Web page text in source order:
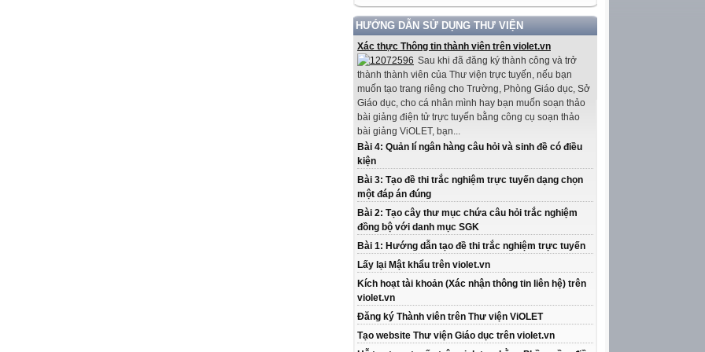
HƯỚNG DẪN SỬ DỤNG THƯ VIỆN
Xác thực Thông tin thành viên trên violet.vn
Sau khi đã đăng ký thành công và trở
thành thành viên của Thư viện trực tuyến, nếu bạn
muốn tạo trang riêng cho Trường, Phòng Giáo dục, Sở
Giáo dục, cho cá nhân mình hay bạn muốn soạn thảo
bài giảng điện tử trực tuyến bằng công cụ soạn thảo
bài giảng ViOLET, bạn...
Bài 4: Quản lí ngân hàng câu hỏi và sinh đề có điều
kiện
Bài 3: Tạo đề thi trắc nghiệm trực tuyến dạng chọn
một đáp án đúng
Bài 2: Tạo cây thư mục chứa câu hỏi trắc nghiệm
đồng bộ với danh mục SGK
Bài 1: Hướng dẫn tạo đề thi trắc nghiệm trực tuyến
Lấy lại Mật khẩu trên violet.vn
Kích hoạt tài khoản (Xác nhận thông tin liên hệ) trên
violet.vn
Đăng ký Thành viên trên Thư viện ViOLET
Tạo website Thư viện Giáo dục trên violet.vn